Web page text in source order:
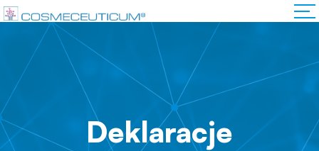
Deklaracje